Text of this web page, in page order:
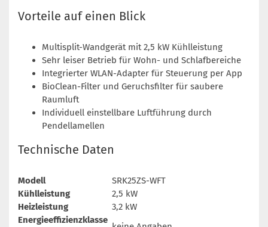
Vorteile auf einen Blick
Multisplit-Wandgerät mit 2,5 kW Kühlleistung
Sehr leiser Betrieb für Wohn- und Schlafbereiche
Integrierter WLAN-Adapter für Steuerung per App
BioClean-Filter und Geruchsfilter für saubere
Raumluft
Individuell einstellbare Luftführung durch
Pendellamellen
Technische Daten
Modell
SRK25ZS-WFT
Kühlleistung
2,5 kW
Heizleistung
3,2 kW
Energieeffizienzklasse